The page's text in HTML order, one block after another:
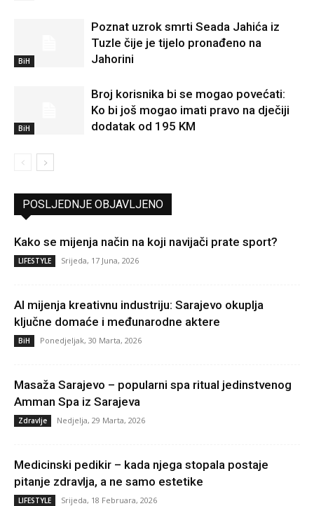
BiH
Poznat uzrok smrti Seada Jahića iz
Tuzle čije je tijelo pronađeno na
Jahorini
BiH
Broj korisnika bi se mogao povećati:
Ko bi još mogao imati pravo na dječiji
dodatak od 195 KM
POSLJEDNJE OBJAVLJENO
Kako se mijenja način na koji navijači prate sport?
LIFESTYLE Srijeda, 17 Juna, 2026
AI mijenja kreativnu industriju: Sarajevo okuplja
ključne domaće i međunarodne aktere
BiH Ponedjeljak, 30 Marta, 2026
Masaža Sarajevo – popularni spa ritual jedinstvenog
Amman Spa iz Sarajeva
Zdravlje Nedjelja, 29 Marta, 2026
Medicinski pedikir – kada njega stopala postaje
pitanje zdravlja, a ne samo estetike
LIFESTYLE Srijeda, 18 Februara, 2026